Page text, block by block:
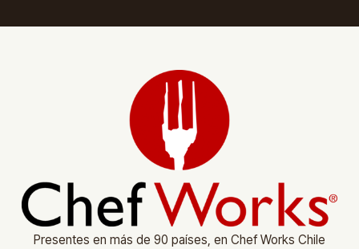
Presentes en más de 90 países, en Chef Works Chile